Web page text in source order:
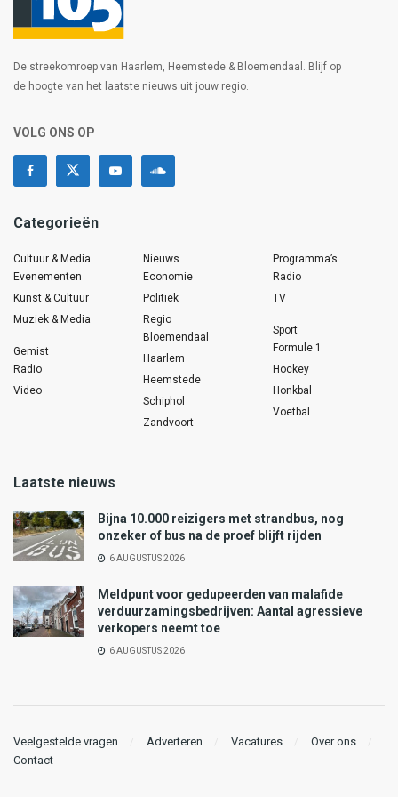
De streekomroep van Haarlem, Heemstede & Bloemendaal. Blijf op
de hoogte van het laatste nieuws uit jouw regio.
VOLG ONS OP
Categorieën
Cultuur & Media
Evenementen
Kunst & Cultuur
Muziek & Media
Gemist
Radio
Video
Nieuws
Economie
Politiek
Regio
Bloemendaal
Haarlem
Heemstede
Schiphol
Zandvoort
Programma’s
Radio
TV
Sport
Formule 1
Hockey
Honkbal
Voetbal
Laatste nieuws
Bijna 10.000 reizigers met strandbus, nog
onzeker of bus na de proef blijft rijden
6 AUGUSTUS 2026
Meldpunt voor gedupeerden van malafide
verduurzamingsbedrijven: Aantal agressieve
verkopers neemt toe
6 AUGUSTUS 2026
Veelgestelde vragen Adverteren Vacatures
Over ons
Contact